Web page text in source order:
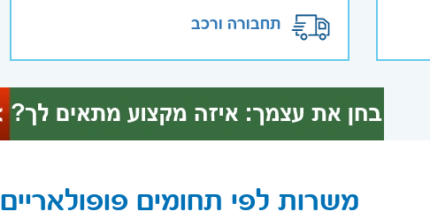
תחבורה ורכב
משרות לפי תחומים פופולאריים